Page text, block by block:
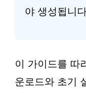
야 생성됩니
이 가이드를 따
운로드와 초기